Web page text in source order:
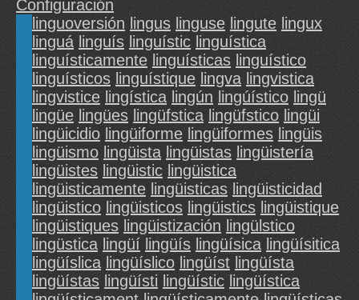
Configuración
linguoversión lingus linguse lingute lingux
linguá linguís linguístic linguística
linguísticamente linguísticas linguístico
linguísticos linguístique lingva lingvistica
lingvistice lingística lingún lingúístico lingü
lingüe lingües lingüfstica lingüfstico lingüi
lingüicidio lingüiforme lingüiformes lingüis
lingüismo lingüista lingüistas lingüistería
lingüistes lingüistic lingüistica
lingüisticamente lingüisticas lingüisticidad
lingüistico lingüisticos lingüistics lingüistique
lingüistiques lingüistización lingülstico
lingüstica lingüí lingüís lingüísica lingüísitica
lingüíslica lingüíslico lingüíst lingüísta
lingüístas lingüísti lingüístic lingüística